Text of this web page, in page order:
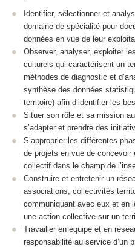
Identifier, sélectionner et
domaine de spécialité pour
données en vue de leur
Observer, analyser, exploiter
culturels qui caractérisent un
méthodes de diagnostic et
synthèse des données
territoire) afin d’identifier les
Situer son rôle et sa mission
s’adapter et prendre des
S’approprier les différentes
de projets en vue de
collectif dans le champ de
Construire et entretenir un
associations, collectivités
communiquant avec eux et en
une action collective sur un
Travailler en équipe et en
responsabilité au service d’un